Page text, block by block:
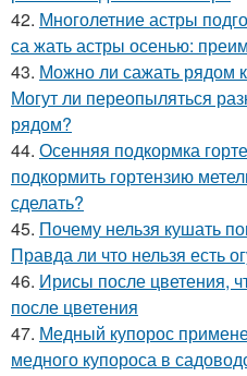
42. Многолетние астры
са жать астры осенью:
43. Можно ли сажать рядом
Могут ли переопыляться
рядом?
44. Осенняя подкормка
подкормить гортензию
сделать?
45. Почему нельзя кушать
Правда ли что нельзя есть
46. Ирисы после цветения,
после цветения
47. Медный купорос
медного купороса в